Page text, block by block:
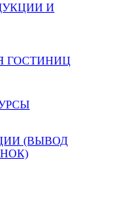
И
ГОСТИНИЦ
(ВЫВОД